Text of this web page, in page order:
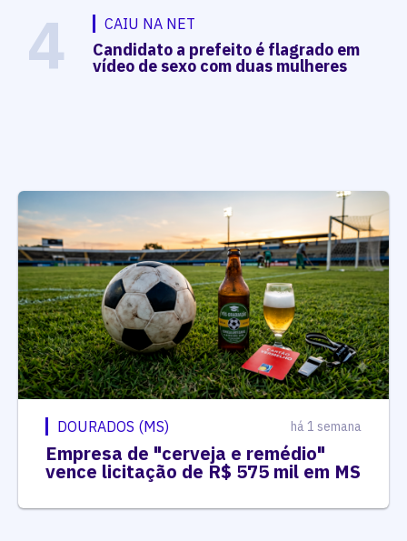
4 CAIU NA NET
Candidato a prefeito é flagrado em
vídeo de sexo com duas mulheres
DOURADOS (MS) há 1 semana
Empresa de "cerveja e remédio"
vence licitação de R$ 575 mil em MS